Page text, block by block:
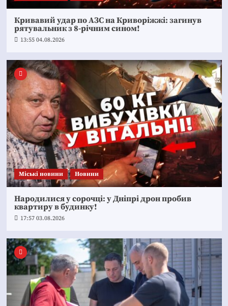
Кривавий удар по АЗС на Криворіжжі: загинув
рятувальник з 8-річним сином!
13:55 04.08.2026
Mіські новини Новини
Народилися у сорочці: у Дніпрі дрон пробив
квартиру в будинку!
17:57 03.08.2026